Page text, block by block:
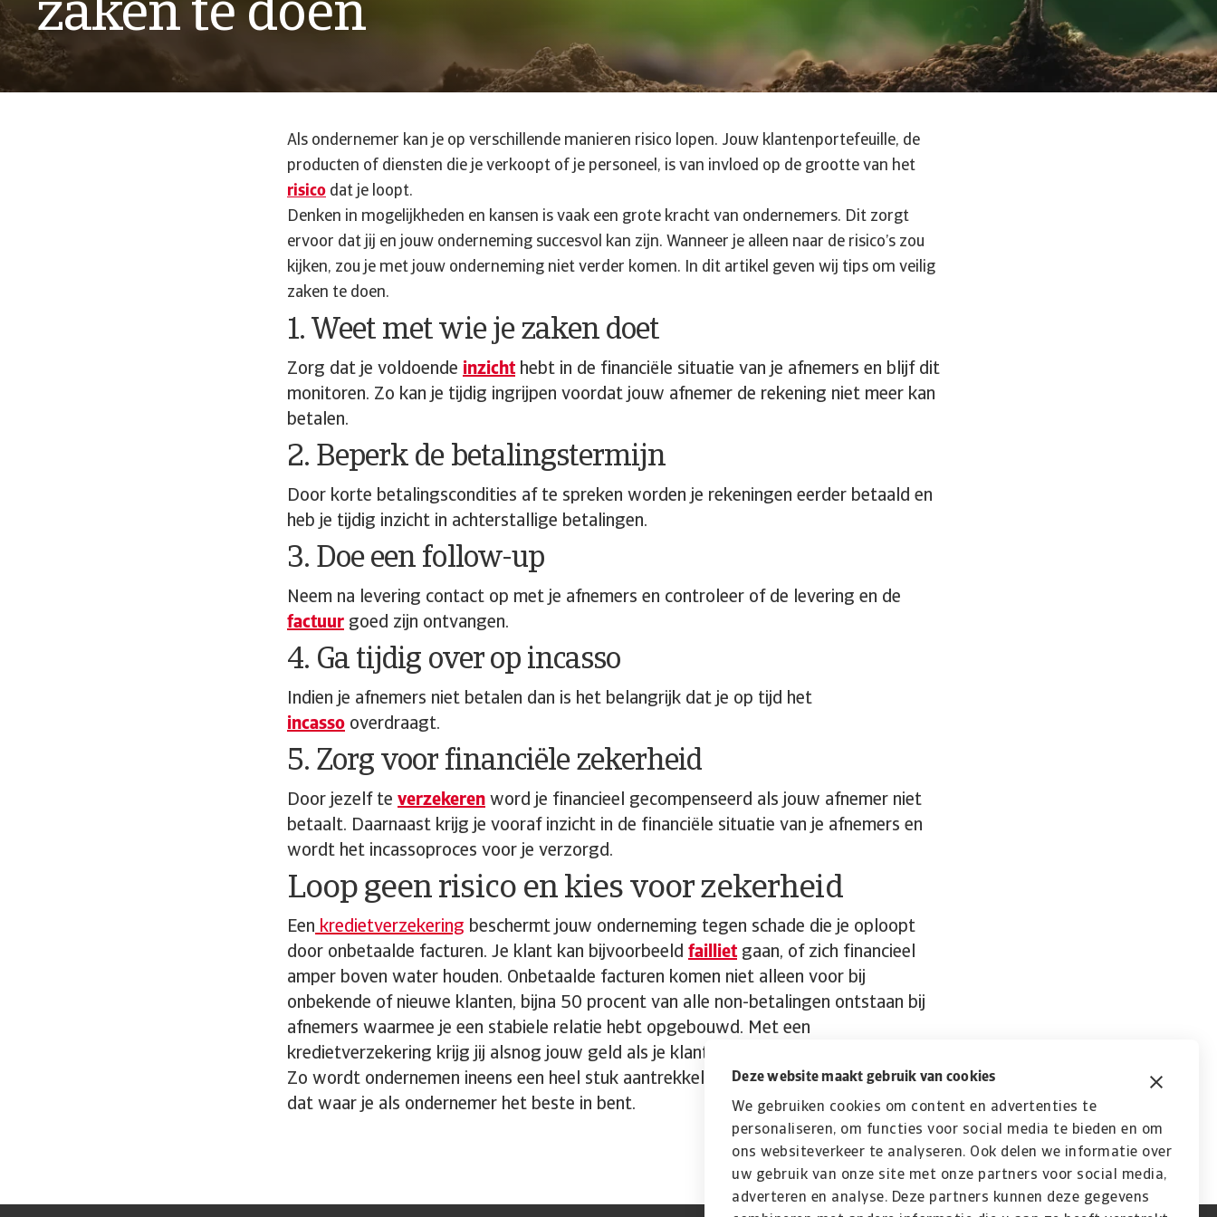
Deze website maakt gebruik van cookies
We gebruiken cookies om content en advertenties te
personaliseren, om functies voor social media te bieden en om
ons websiteverkeer te analyseren. Ook delen we informatie over
uw gebruik van onze site met onze partners voor social media,
adverteren en analyse. Deze partners kunnen deze gegevens
zaken te doen
Als ondernemer kan je op verschillende manieren risico lopen. Jouw klantenportefeuille, de
producten of diensten die je verkoopt of je personeel, is van invloed op de grootte van het
risico dat je loopt.
Denken in mogelijkheden en kansen is vaak een grote kracht van ondernemers. Dit zorgt
ervoor dat jij en jouw onderneming succesvol kan zijn. Wanneer je alleen naar de risico’s zou
kijken, zou je met jouw onderneming niet verder komen. In dit artikel geven wij tips om veilig
zaken te doen.
1. Weet met wie je zaken doet
Zorg dat je voldoende inzicht hebt in de financiële situatie van je afnemers en blijf dit
monitoren. Zo kan je tijdig ingrijpen voordat jouw afnemer de rekening niet meer kan
betalen.
2. Beperk de betalingstermijn
Door korte betalingscondities af te spreken worden je rekeningen eerder betaald en
heb je tijdig inzicht in achterstallige betalingen.
3. Doe een follow-up
Neem na levering contact op met je afnemers en controleer of de levering en de
factuur goed zijn ontvangen.
4. Ga tijdig over op incasso
Indien je afnemers niet betalen dan is het belangrijk dat je op tijd het
incasso overdraagt.
5. Zorg voor financiële zekerheid
Door jezelf te verzekeren word je financieel gecompenseerd als jouw afnemer niet
betaalt. Daarnaast krijg je vooraf inzicht in de financiële situatie van je afnemers en
wordt het incassoproces voor je verzorgd.
Loop geen risico en kies voor zekerheid
Een kredietverzekering beschermt jouw onderneming tegen schade die je oploopt
door onbetaalde facturen. Je klant kan bijvoorbeeld failliet gaan, of zich financieel
amper boven water houden. Onbetaalde facturen komen niet alleen voor bij
onbekende of nieuwe klanten, bijna 50 procent van alle non-betalingen ontstaan bij
afnemers waarmee je een stabiele relatie hebt opgebouwd. Met een
kredietverzekering krijg jij alsnog jouw geld als je klant niet in staat is om te betalen.
Zo wordt ondernemen ineens een heel stuk aantrekkelijker en kan jij je focussen op
dat waar je als ondernemer het beste in bent.